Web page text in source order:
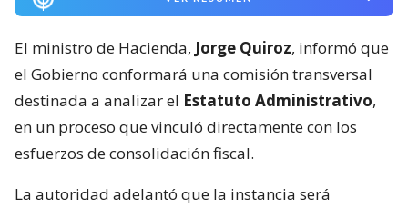
El ministro de Hacienda, Jorge Quiroz, informó que
el Gobierno conformará una comisión transversal
destinada a analizar el Estatuto Administrativo,
en un proceso que vinculó directamente con los
esfuerzos de consolidación fiscal.
La autoridad adelantó que la instancia será